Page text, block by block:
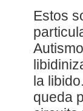
Estos
la libido.
queda